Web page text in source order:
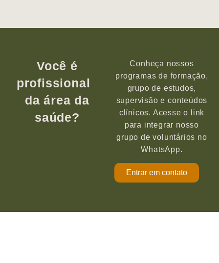
Você é
profissional
da área da
saúde?
Conheça nossos
programas de formação,
grupo de estudos,
supervisão e conteúdos
clínicos. Acesse o link
para integrar nosso
grupo de voluntários no
WhatsApp.
Entrar em contato